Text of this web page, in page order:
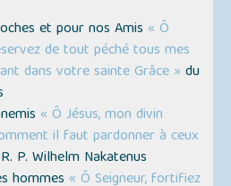
et pour nos Amis « Ô
de tout péché tous mes
dans votre sainte Grâce » du
« Ô Jésus, mon divin
il faut pardonner à ceux
P. Wilhelm Nakatenus
hommes « Ô Seigneur, fortifiez